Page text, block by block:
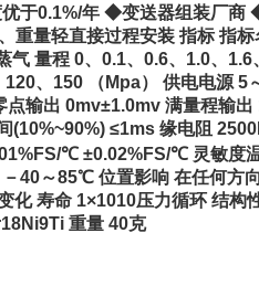
于0.1%/年 ◆变送器组装厂商
量轻直接过程安装 指标 指标
量程 0、0.1、0.6、1.0、1.6
、150 （Mpa） 供电电源 5
点输出 0mv±1.0mv 满量程输
≤1ms 缘电阻
℃ ±0.02%FS/℃ 灵敏度
40～85℃ 位置影响 在任何方
化 寿命 1×1010压力循环 结构
重量 40克